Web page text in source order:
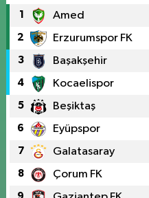
1 Amed
2 Erzurumspor FK
3 Başakşehir
4 Kocaelispor
5 Beşiktaş
6 Eyüpspor
7 Galatasaray
8 Çorum FK